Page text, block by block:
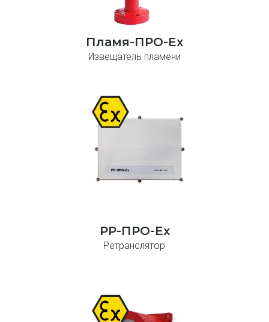
Пламя-ПРО-Ex
Извещатель пламени
РР-ПРО-Ex
Ретранслятор